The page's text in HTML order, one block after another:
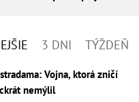
3 DNI TÝŽDEŇ
Vojna, ktorá zničí
nemýlil